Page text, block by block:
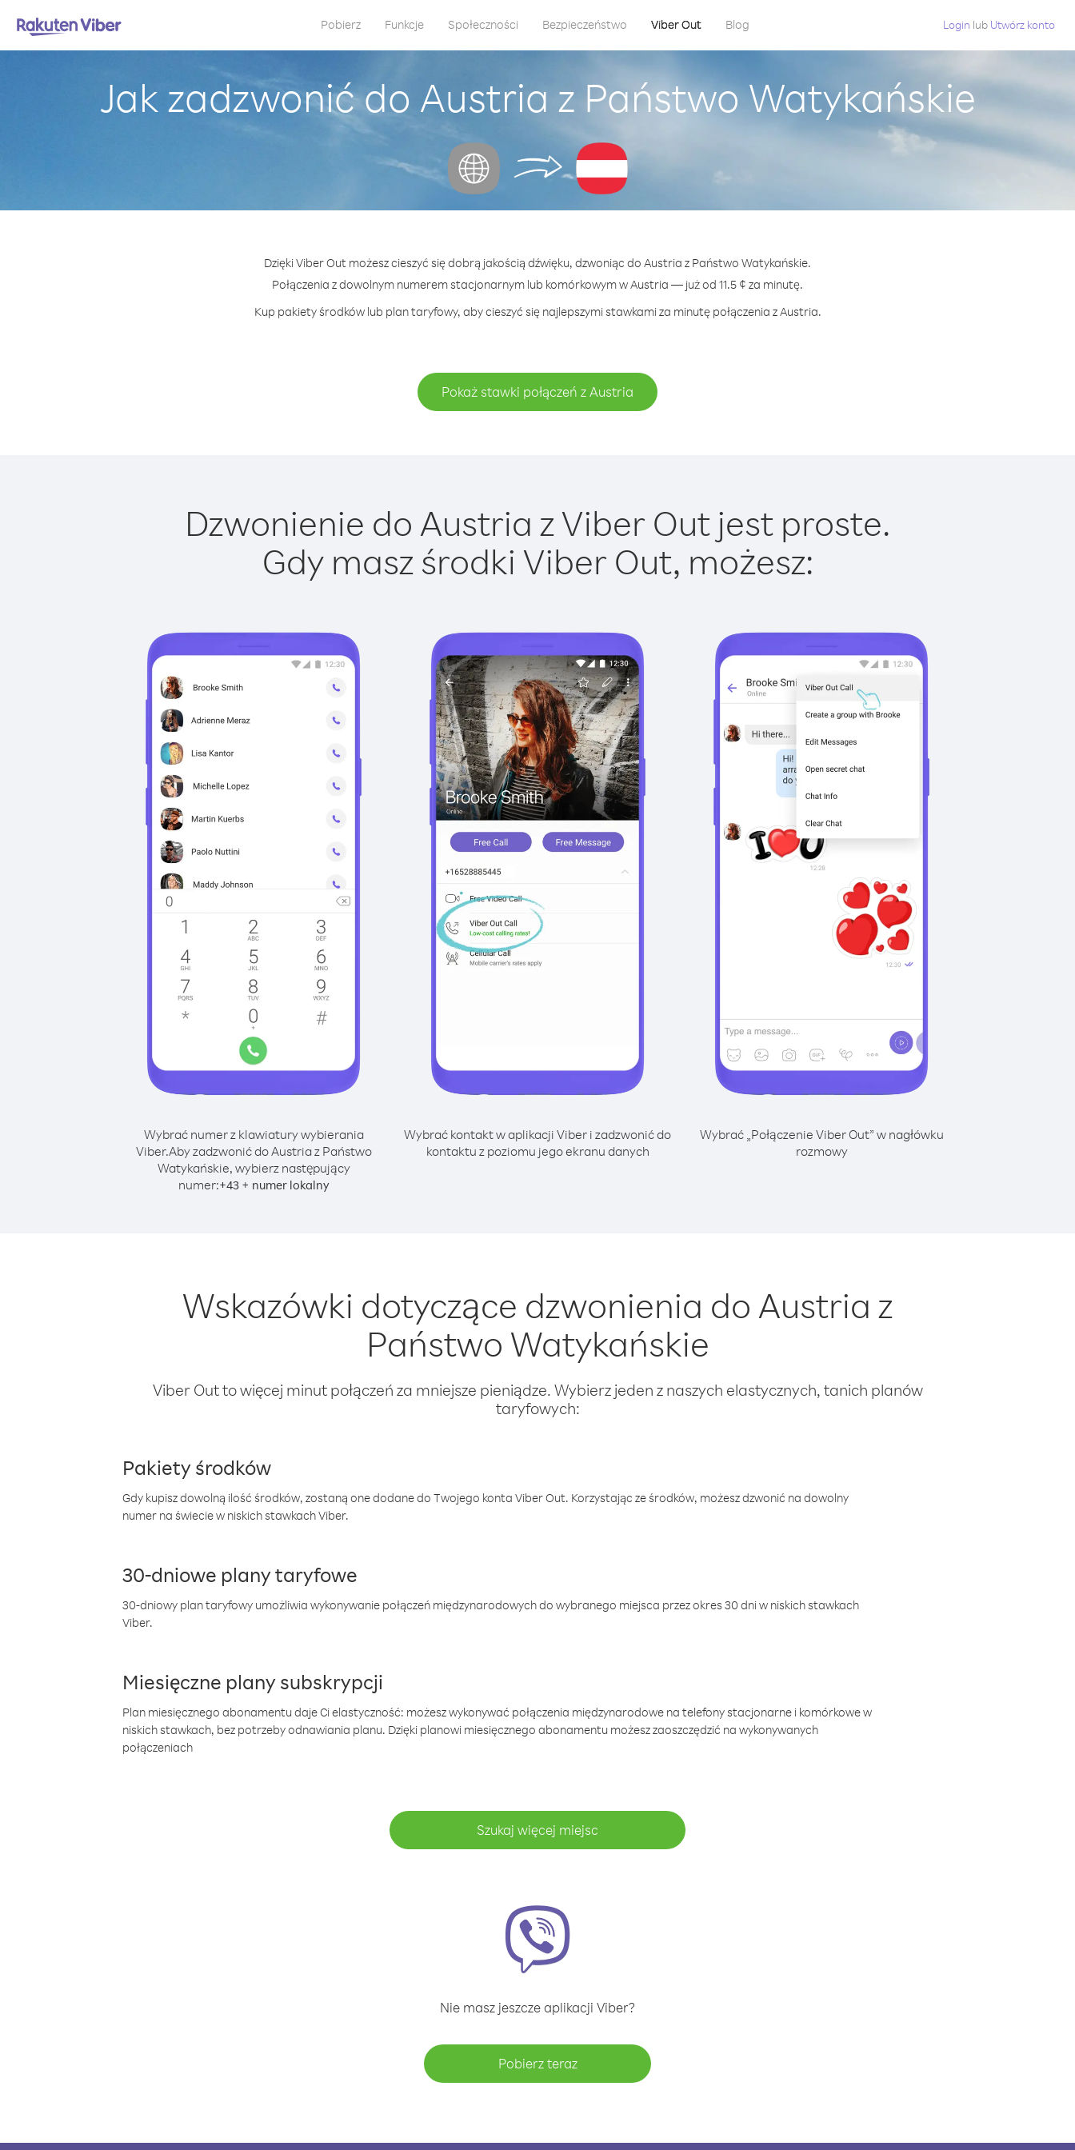
Pobierz Funkcje Społeczności Bezpieczeństwo Viber Out Blog Login lub Utwórz konto
Jak zadzwonić do Austria z Państwo Watykańskie
Dzięki Viber Out możesz cieszyć się dobrą jakością dźwięku, dzwoniąc do Austria z Państwo Watykańskie.
Połączenia z dowolnym numerem stacjonarnym lub komórkowym w Austria — już od 11.5 ¢ za minutę.
Kup pakiety środków lub plan taryfowy, aby cieszyć się najlepszymi stawkami za minutę połączenia z Austria.
Pokaż stawki połączeń z Austria
Dzwonienie do Austria z Viber Out jest proste.
Gdy masz środki Viber Out, możesz:
Wybrać numer z klawiatury wybierania
Viber.Aby zadzwonić do Austria z Państwo
Watykańskie, wybierz następujący
numer:+43+ numer lokalny
Wybrać kontakt w aplikacji Viber i zadzwonić do
kontaktu z poziomu jego ekranu danych
Wybrać „Połączenie Viber Out” w nagłówku
rozmowy
Wskazówki dotyczące dzwonienia do Austria z
Państwo Watykańskie
Viber Out to więcej minut połączeń za mniejsze pieniądze. Wybierz jeden z naszych elastycznych, tanich planów
taryfowych:
Pakiety środków
Gdy kupisz dowolną ilość środków, zostaną one dodane do Twojego konta Viber Out. Korzystając ze środków, możesz dzwonić na dowolny
numer na świecie w niskich stawkach Viber.
30-dniowe plany taryfowe
30-dniowy plan taryfowy umożliwia wykonywanie połączeń międzynarodowych do wybranego miejsca przez okres 30 dni w niskich stawkach
Viber.
Miesięczne plany subskrypcji
Plan miesięcznego abonamentu daje Ci elastyczność: możesz wykonywać połączenia międzynarodowe na telefony stacjonarne i komórkowe w
niskich stawkach, bez potrzeby odnawiania planu. Dzięki planowi miesięcznego abonamentu możesz zaoszczędzić na wykonywanych
połączeniach
Szukaj więcej miejsc
Nie masz jeszcze aplikacji Viber?
Pobierz teraz